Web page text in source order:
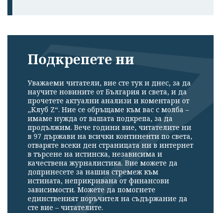
Подкрепете ни
Уважаеми читатели, вие сте тук и днес, за да
научите новините от България и света, и да
прочетете актуални анализи и коментари от
„Клуб Z“. Ние се обръщаме към вас с молба –
имаме нужда от вашата подкрепа, за да
продължим. Вече години вие, читателите ни
в 97 държави на всички континенти по света,
отваряте всеки ден страницата ни в интернет
в търсене на истинска, независима и
качествена журналистика. Вие можете да
допринесете за нашия стремеж към
истината, неприкривана от финансови
зависимости. Можете да помогнете
единственият поръчител на съдържание да
сте вие – читателите.